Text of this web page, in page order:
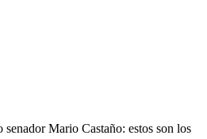
Mario Castaño: estos son los